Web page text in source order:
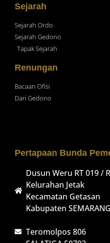
Sejarah
Sejarah Ordo
Sejarah Gedono
Tapak Sejarah
Renungan
Bacaan Ofisi
Dari Gedono
Pertapaan Bunda
Dusun Weru RT 019 /
Kelurahan Jetak
Kecamatan Getasan
Kabupaten
Teromolpos 806